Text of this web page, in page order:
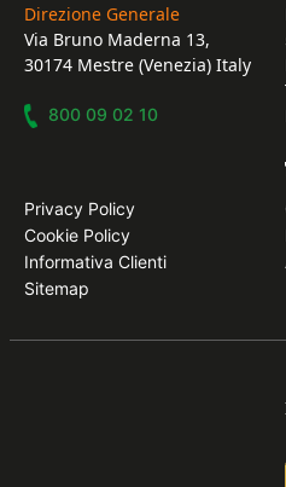
Direzione Generale
Via Bruno Maderna 13,
30174 Mestre (Venezia) Italy
800 09 02 10
Privacy Policy
Cookie Policy
Informativa Clienti
Sitemap